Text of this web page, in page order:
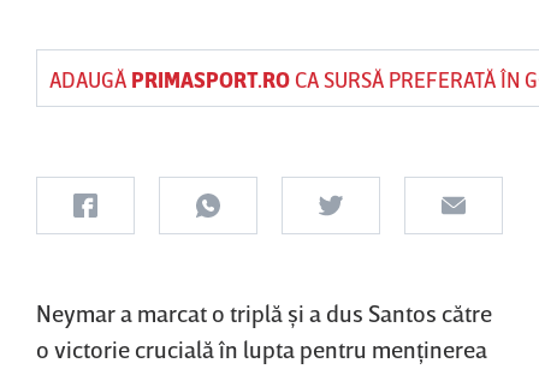
ADAUGĂ PRIMASPORT.ROCA SURSĂ PREFERATĂ ÎN
Neymar a marcat o triplă şi a dus Santos către
o victorie crucială în lupta pentru menţinerea